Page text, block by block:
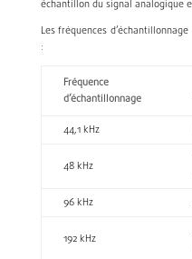
échantillon du signal analogique
Les fréquences
:
Fréquence
d’échantillonnage
44,1 kHz
48 kHz
96 kHz
192 kHz